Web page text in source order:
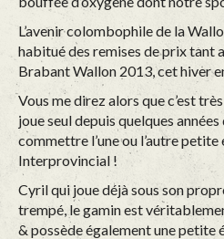
L’avenir colombophile de la
habitué des remises de prix tant
Brabant Wallon 2013, cet hiver
Vous me direz alors que c’est
joue seul depuis quelques
commettre l’une ou l’autre
Interprovincial !
Cyril qui joue déjà sous son
trempé, le gamin est
& possède également une petite